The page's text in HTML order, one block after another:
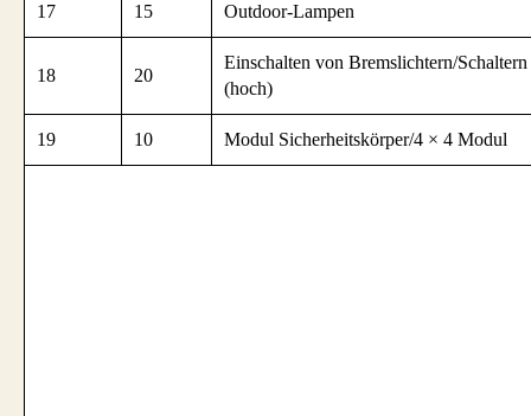
17 15 Outdoor-Lampen
18 20
Einschalten von Bremslichtern/Schaltern
(hoch)
19 10 Modul Sicherheitskörper/4 × 4 Modul